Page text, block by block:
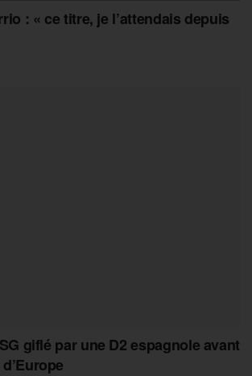
: « ce titre, je l’attendais depuis
giflé par une D2 espagnole avant